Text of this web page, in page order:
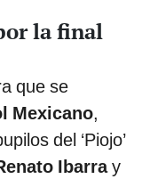
la final
que se
Mexicano,
del ‘Piojo’
Ibarray